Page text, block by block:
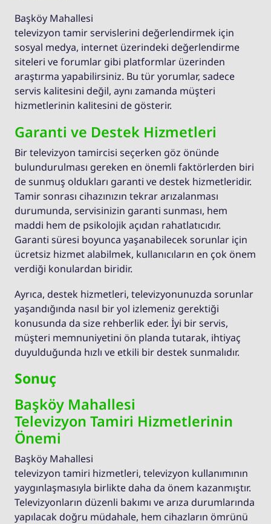
Başköy Mahallesi
televizyon tamir servislerini değerlendirmek için
sosyal medya, internet üzerindeki değerlendirme
siteleri ve forumlar gibi platformlar üzerinden
araştırma yapabilirsiniz. Bu tür yorumlar, sadece
servis kalitesini değil, aynı zamanda müşteri
hizmetlerinin kalitesini de gösterir.
Garanti ve Destek Hizmetleri
Bir televizyon tamircisi seçerken göz önünde
bulundurulması gereken en önemli faktörlerden biri
de sunmuş oldukları garanti ve destek hizmetleridir.
Tamir sonrası cihazınızın tekrar arızalanması
durumunda, servisinizin garanti sunması, hem
maddi hem de psikolojik açıdan rahatlatıcıdır.
Garanti süresi boyunca yaşanabilecek sorunlar için
ücretsiz hizmet alabilmek, kullanıcıların en çok önem
verdiği konulardan biridir.
Ayrıca, destek hizmetleri, televizyonunuzda sorunlar
yaşandığında nasıl bir yol izlemeniz gerektiği
konusunda da size rehberlik eder. İyi bir servis,
müşteri memnuniyetini ön planda tutarak, ihtiyaç
duyulduğunda hızlı ve etkili bir destek sunmalıdır.
Sonuç
Başköy Mahallesi
Televizyon Tamiri Hizmetlerinin
Önemi
Başköy Mahallesi
televizyon tamiri hizmetleri, televizyon kullanımının
yaygınlaşmasıyla birlikte daha da önem kazanmıştır.
Televizyonların düzenli bakımı ve arıza durumlarında
yapılacak doğru müdahale, hem cihazların ömrünü